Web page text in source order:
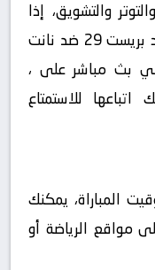
والتشويق، إذا
كنت ترغب في مشاهدة مباراة ستاد بريست 29 ضد نانت
بث مباشر على ،
للاستمتاع
المباراة، يمكنك
مواقع الرياضة أو